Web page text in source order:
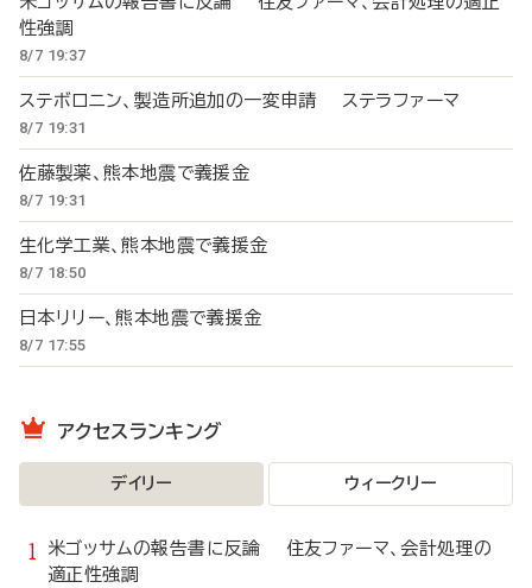
性強調
8/7 19:37
ステボロニン、製造所追加の一変申請 ステラファーマ
8/7 19:31
佐藤製薬、熊本地震で義援金
8/7 19:31
生化学工業、熊本地震で義援金
8/7 18:50
日本リリー、熊本地震で義援金
8/7 17:55
アクセスランキング
デイリー ウィークリー
米ゴッサムの報告書に反論 住友ファーマ、会計処理の
適正性強調